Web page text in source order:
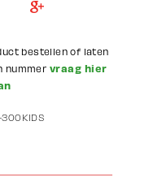
bestellen of laten
nummer vraag hier
300KIDS